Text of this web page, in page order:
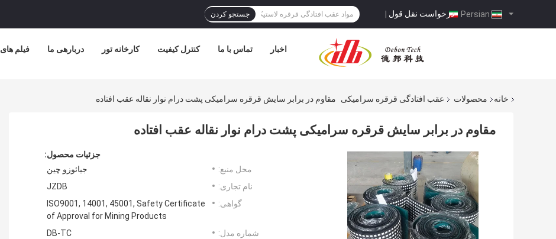
درخواست نقل قول | جستجو کردن
فیلم های دربارهی ما کارخانه تور کنترل کیفیت تماس با ما اخبار
خانه محصولات عقب افتادگی قرقره سرامیکی مقاوم در برابر سایش قرقره سرامیکی پشت درام نوار نقاله عقب افتاده
مقاوم در برابر سایش قرقره سرامیکی پشت درام نوار نقاله عقب افتاده
جزئیات محصول:
محل منبع:
جیائوزو چین
نام تجاری:
JZDB
گواهی:
ISO9001, 14001, 45001, Safety Certificate
of Approval for Mining Products
شماره مدل:
DB-TC